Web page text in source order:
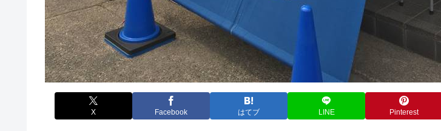
X Facebook はてブ LINE Pinterest